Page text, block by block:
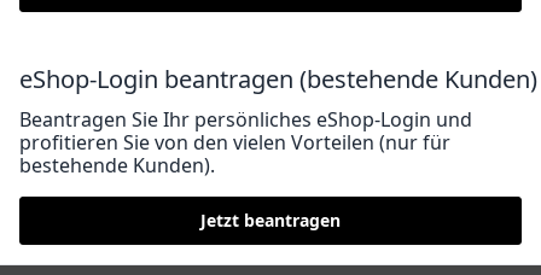
eShop-Login beantragen (bestehende Kunden)
Beantragen Sie Ihr persönliches eShop-Login und
profitieren Sie von den vielen Vorteilen (nur für
bestehende Kunden).
Jetzt beantragen